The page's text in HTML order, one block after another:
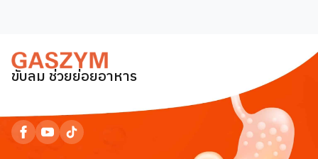
ขับลม ช่วยย่อยอาหาร